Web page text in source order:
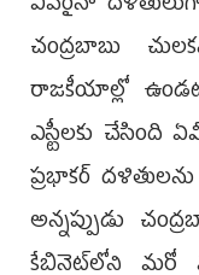
చంద్రబాబు
రాజకీయాల్లో
ఎస్టీలకు
ప్రభాకర్‌
అన్నప్పుడు
కేబినెట్‌లోని మరో